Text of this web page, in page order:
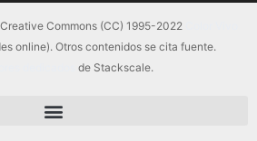
Commons (CC) 1995-2022
online). Otros contenidos se cita fuente.
de Stackscale.